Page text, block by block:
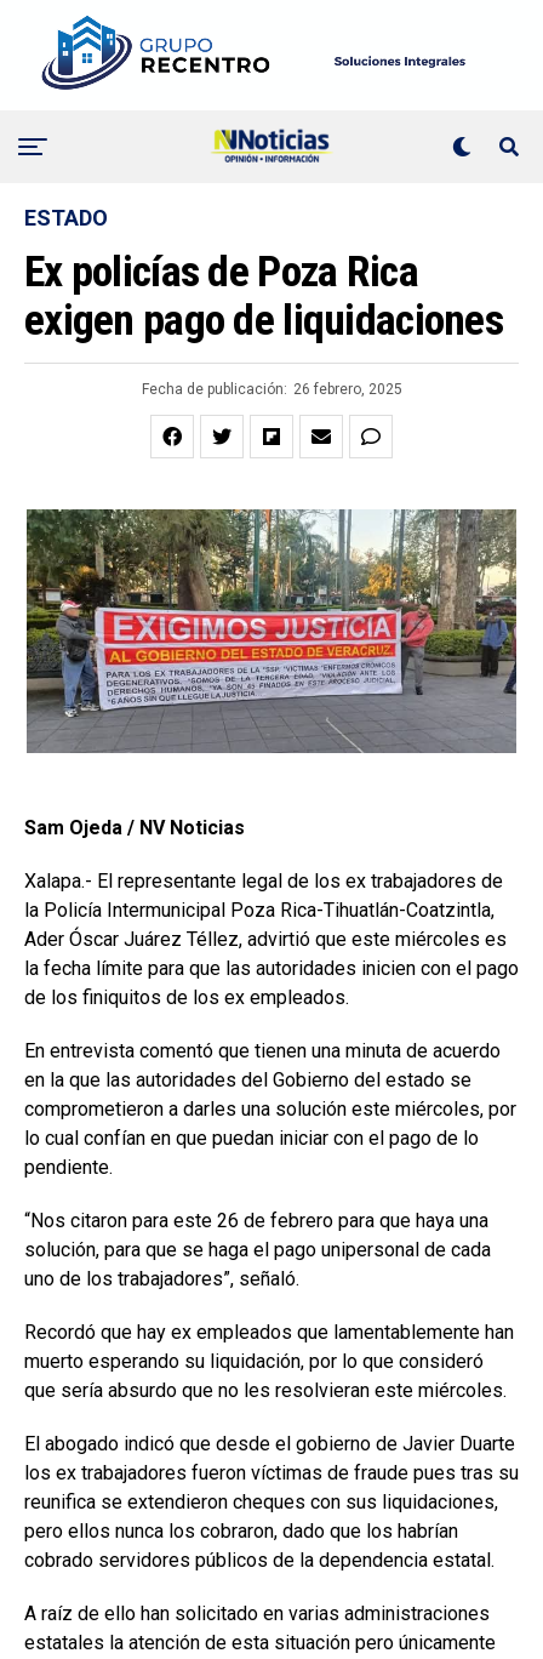
ESTADO
Ex policías de Poza Rica
exigen pago de liquidaciones
Fecha de publicación: 26 febrero, 2025
Sam Ojeda / NV Noticias
Xalapa.- El representante legal de los ex trabajadores de
la Policía Intermunicipal Poza Rica-Tihuatlán-Coatzintla,
Ader Óscar Juárez Téllez, advirtió que este miércoles es
la fecha límite para que las autoridades inicien con el pago
de los finiquitos de los ex empleados.
En entrevista comentó que tienen una minuta de acuerdo
en la que las autoridades del Gobierno del estado se
comprometieron a darles una solución este miércoles, por
lo cual confían en que puedan iniciar con el pago de lo
pendiente.
“Nos citaron para este 26 de febrero para que haya una
solución, para que se haga el pago unipersonal de cada
uno de los trabajadores”, señaló.
Recordó que hay ex empleados que lamentablemente han
muerto esperando su liquidación, por lo que consideró
que sería absurdo que no les resolvieran este miércoles.
El abogado indicó que desde el gobierno de Javier Duarte
los ex trabajadores fueron víctimas de fraude pues tras su
reunifica se extendieron cheques con sus liquidaciones,
pero ellos nunca los cobraron, dado que los habrían
cobrado servidores públicos de la dependencia estatal.
A raíz de ello han solicitado en varias administraciones
estatales la atención de esta situación pero únicamente